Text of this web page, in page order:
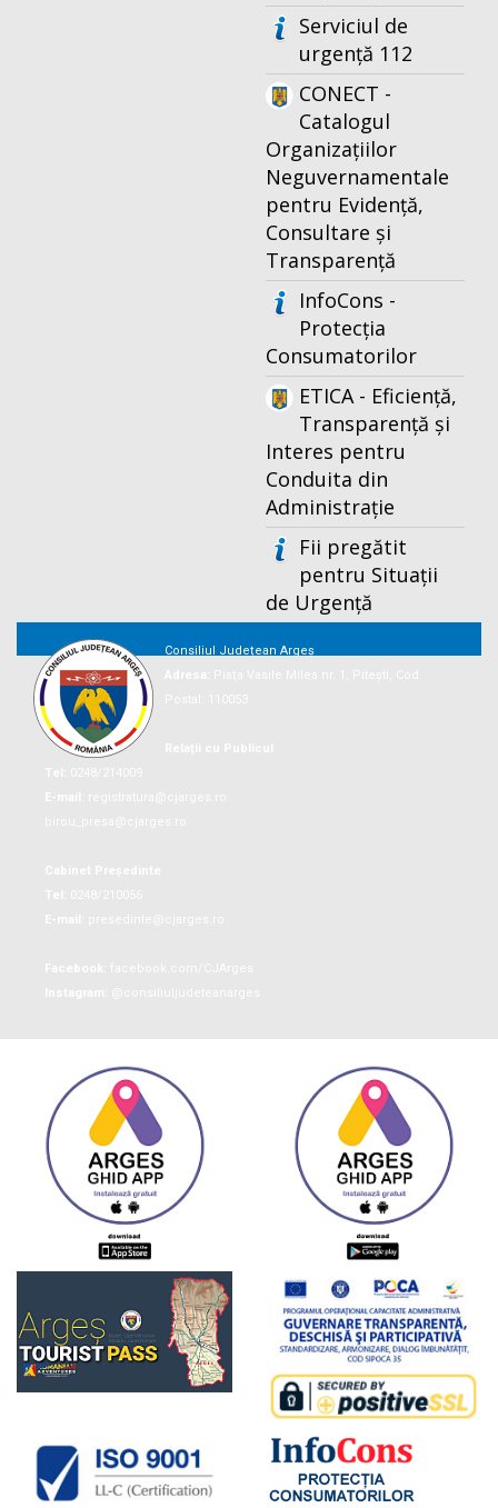
Serviciul de
urgență 112
CONECT -
Catalogul
Organizațiilor
Neguvernamentale
pentru Evidență,
Consultare și
Transparență
InfoCons -
Protecția
Consumatorilor
ETICA - Eficiență,
Transparență și
Interes pentru
Conduita din
Administrație
Fii pregătit
pentru Situații
de Urgență
Consiliul Județean Argeș